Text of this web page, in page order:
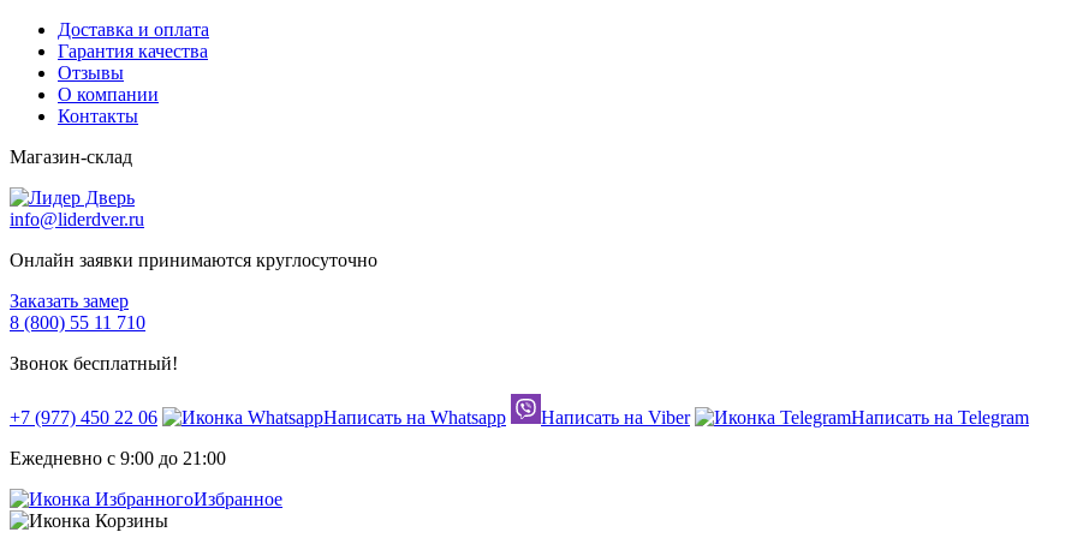
Доставка и оплата
Гарантия качества
Отзывы
О компании
Контакты
Магазин-склад
info@liderdver.ru
Онлайн заявки принимаются круглосуточно
Заказать замер
8 (800) 55 11 710
Звонок бесплатный!
+7 (977) 450 22 06 Написать на Whatsapp Написать на Viber
Написать на Telegram
Ежедневно с 9:00 до 21:00
Избранное